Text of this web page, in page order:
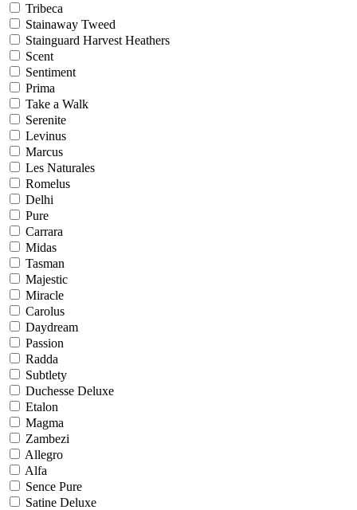
Tribeca
Stainaway Tweed
Stainguard Harvest Heathers
Scent
Sentiment
Prima
Take a Walk
Serenite
Levinus
Marcus
Les Naturales
Romelus
Delhi
Pure
Carrara
Midas
Tasman
Majestic
Miracle
Carolus
Daydream
Passion
Radda
Subtlety
Duchesse Deluxe
Etalon
Magma
Zambezi
Allegro
Alfa
Sence Pure
Satine Deluxe